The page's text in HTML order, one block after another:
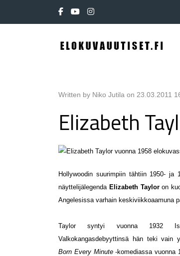
Written by Niko Jutila on 23.03.2011
Elizabeth
Hollywoodin suurimpiin tähtiin 1950- ja
näyttelijälegenda Elizabeth Tayloron
Angelesissa varhain keskiviikkoaamuna
Taylor syntyi vuonna 1932 Iso-
Valkokangasdebyyttinsä hän teki vain
Born Every Minute-komediassa vuonna